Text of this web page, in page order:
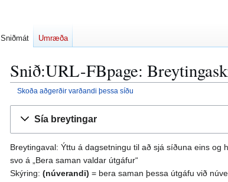
Snið:URL-FBpage:
Skoða aðgerðir varðandi þessa síðu
Sía breytingar
Breytingaval: Ýttu á dagsetningu til að sjá síðuna eins
svo á „Bera saman valdar útgáfur“
Skýring: (núverandi) = bera saman þessa útgáfu við
Sniðmát Umræða